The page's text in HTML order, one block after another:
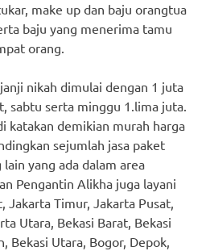
make up dan baju orangtua
baju yang menerima tamu
orang.
nikah dimulai dengan 1 juta
sabtu serta minggu 1.lima juta.
katakan demikian murah harga
sejumlah jasa paket
yang ada dalam area
Pengantin Alikha juga layani
Jakarta Timur, Jakarta Pusat,
Utara, Bekasi Barat, Bekasi
Bekasi Utara, Bogor, Depok,